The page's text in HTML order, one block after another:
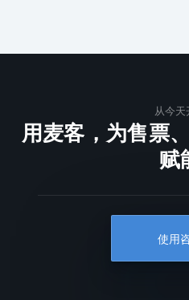
从今天
用麦客，为售票
赋
使用